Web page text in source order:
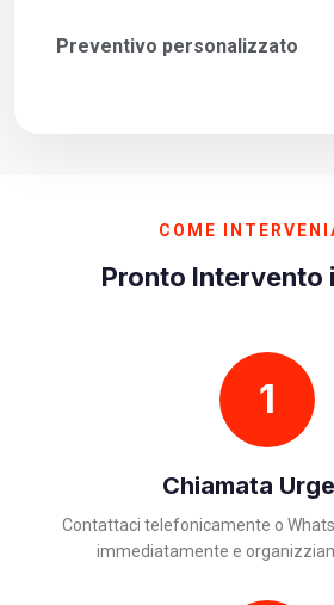
Preventivo personalizzato
COME
Pronto Intervento
1
Chiamata
Contattaci telefonicamente o
immediatamente e